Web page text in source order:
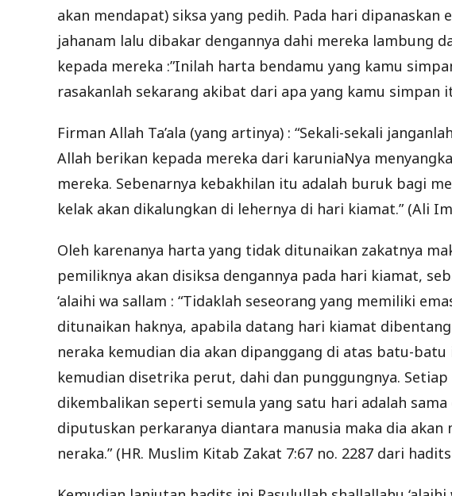
akan mendapat) siksa yang pedih. Pada hari dipanaskan
jahanam lalu dibakar dengannya dahi mereka lambung
kepada mereka :”Inilah harta bendamu yang kamu
rasakanlah sekarang akibat dari apa yang kamu simpan
Firman Allah Ta’ala (yang artinya) : “Sekali-sekali
Allah berikan kepada mereka dari karuniaNya
mereka. Sebenarnya kebakhilan itu adalah buruk bagi
kelak akan dikalungkan di lehernya di hari kiamat.” (Ali
Oleh karenanya harta yang tidak ditunaikan zakatnya
pemiliknya akan disiksa dengannya pada hari kiamat,
‘alaihi wa sallam : “Tidaklah seseorang yang memiliki
ditunaikan haknya, apabila datang hari kiamat
neraka kemudian dia akan dipanggang di atas batu-
kemudian disetrika perut, dahi dan punggungnya.
dikembalikan seperti semula yang satu hari adalah sama
diputuskan perkaranya diantara manusia maka dia
neraka.” (HR. Muslim Kitab Zakat 7:67 no. 2287 dari